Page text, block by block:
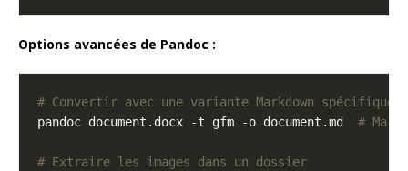
Options avancées de Pandoc :
# Convertir avec une variante Markdown spécifique
pandoc document.docx -t gfm -o document.md #
# Extraire les images dans un dossier